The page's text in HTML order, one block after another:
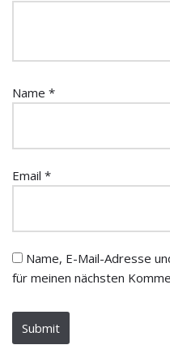
Name *
Email *
Name, E-Mail-Adresse
für meinen nächsten